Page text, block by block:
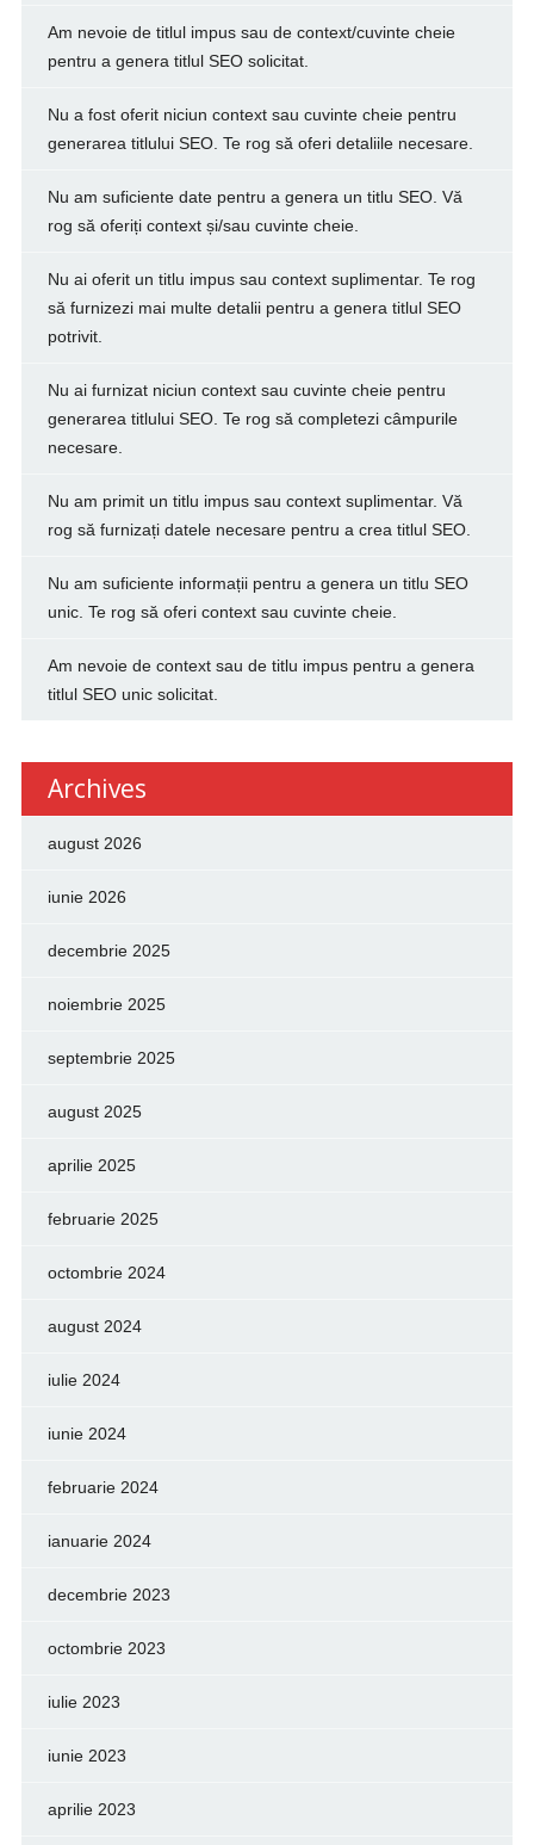
Am nevoie de titlul impus sau de context/cuvinte cheie
pentru a genera titlul SEO solicitat.
Nu a fost oferit niciun context sau cuvinte cheie pentru
generarea titlului SEO. Te rog să oferi detaliile necesare.
Nu am suficiente date pentru a genera un titlu SEO. Vă
rog să oferiți context și/sau cuvinte cheie.
Nu ai oferit un titlu impus sau context suplimentar. Te rog
să furnizezi mai multe detalii pentru a genera titlul SEO
potrivit.
Nu ai furnizat niciun context sau cuvinte cheie pentru
generarea titlului SEO. Te rog să completezi câmpurile
necesare.
Nu am primit un titlu impus sau context suplimentar. Vă
rog să furnizați datele necesare pentru a crea titlul SEO.
Nu am suficiente informații pentru a genera un titlu SEO
unic. Te rog să oferi context sau cuvinte cheie.
Am nevoie de context sau de titlu impus pentru a genera
titlul SEO unic solicitat.
Archives
august 2026
iunie 2026
decembrie 2025
noiembrie 2025
septembrie 2025
august 2025
aprilie 2025
februarie 2025
octombrie 2024
august 2024
iulie 2024
iunie 2024
februarie 2024
ianuarie 2024
decembrie 2023
octombrie 2023
iulie 2023
iunie 2023
aprilie 2023